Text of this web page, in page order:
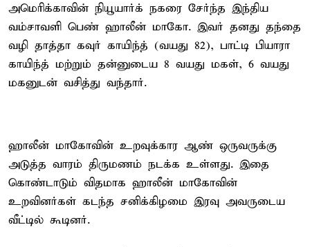
அமெரிக்காவின் நியூயார்க் நகரை சேர்ந்த இந்திய
வம்சாவளி பெண் ஹாலீன் மாகோ. இவர் தனது தந்தை
வழி தாத்தா கவுர் காயிந்த் (வயது 82), பாட்டி பியாரா
காயிந்த் மற்றும் தன்னுடைய 8 வயது மகள், 6 வயது
மகனுடன் வசித்து வந்தார்.
ஹாலீன் மாகோவின் உறவுக்கார ஆண் ஒருவருக்கு
அடுத்த வாரம் திருமணம் நடக்க உள்ளது. இதை
கொண்டாடும் விதமாக ஹாலீன் மாகோவின்
உறவினர்கள் கடந்த சனிக்கிழமை இரவு அவருடைய
வீட்டில் கூடினர்.